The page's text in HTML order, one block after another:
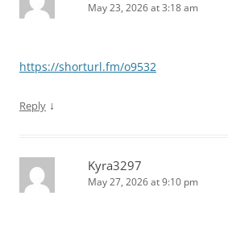
May 23, 2026 at 3:18 am
https://shorturl.fm/o9532
Reply ↓
Kyra3297
May 27, 2026 at 9:10 pm